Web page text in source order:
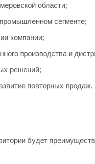
области;
сегменте;
компании;
производства и
решений;
повторных продаж.
будет